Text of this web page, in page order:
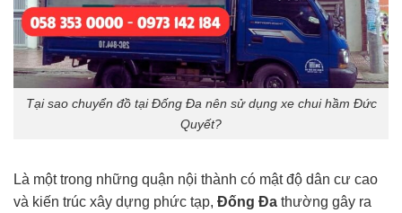
Tại sao chuyển đồ tại Đống Đa nên sử dụng xe chui hầm Đức
Quyết?
Là một trong những quận nội thành có mật độ dân cư cao
và kiến trúc xây dựng phức tạp, Đống Đa thường gây ra